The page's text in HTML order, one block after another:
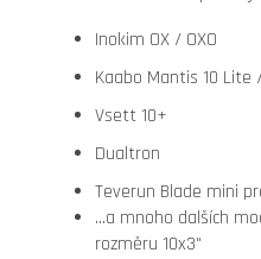
Inokim OX / OXO
Kaabo Mantis 10 Lite
Vsett 10+
Dualtron
Teverun Blade mini
...a mnoho dalších
rozměru 10x3"